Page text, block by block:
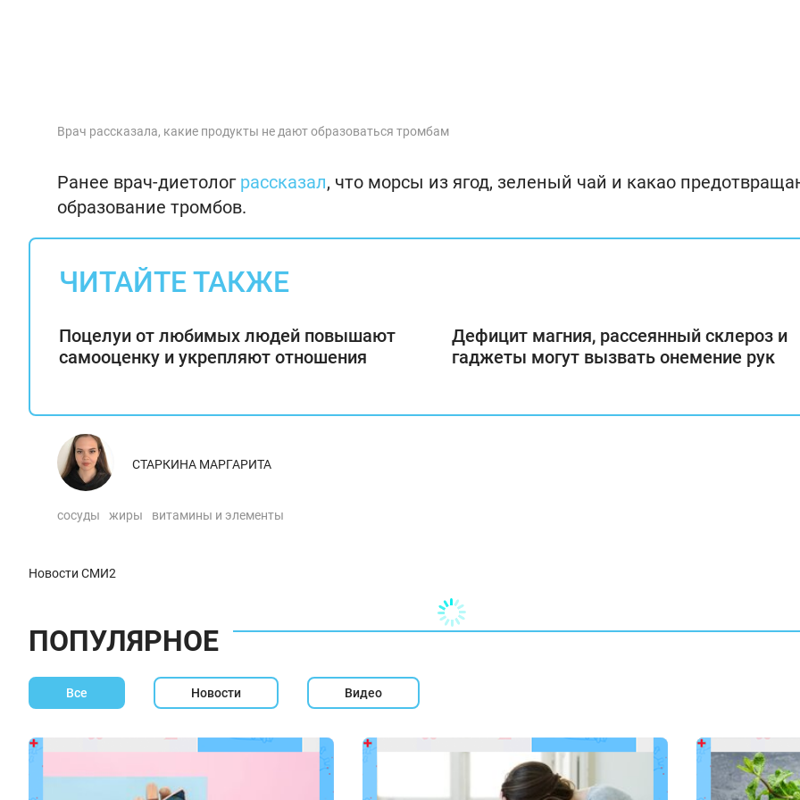
Врач рассказала, какие продукты не дают образоваться тромбам
Ранее врач-диетолог рассказал, что морсы из ягод, зеленый чай и какао
образование тромбов.
ЧИТАЙТЕ ТАКЖЕ
Поцелуи от любимых людей повышают
самооценку и укрепляют отношения
Дефицит магния, рассеянный склероз и
гаджеты могут вызвать онемение рук
СТАРКИНА МАРГАРИТА
сосуды жиры витамины и элементы
Новости СМИ2
ПОПУЛЯРНОЕ
Все Новости Видео